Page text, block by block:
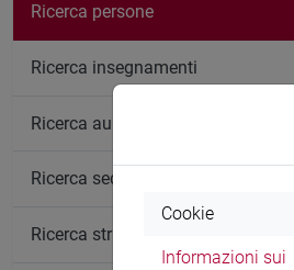
Ricerca persone
Ricerca insegnamenti
Ricerca aule
Ricerca sedi
Ricerca strutture
Cookie
Informazioni sui